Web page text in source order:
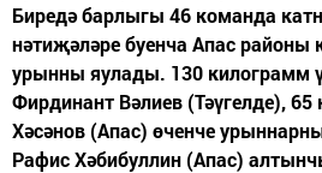
Биредә барлыгы 46 команда
нәтиҗәләре буенча Апас
урынны яулады. 130 килограмм
Фирдинант Вәлиев (Тәүгелде),
Хәсәнов (Апас) өченче
Рафис Хәбибуллин (Апас)